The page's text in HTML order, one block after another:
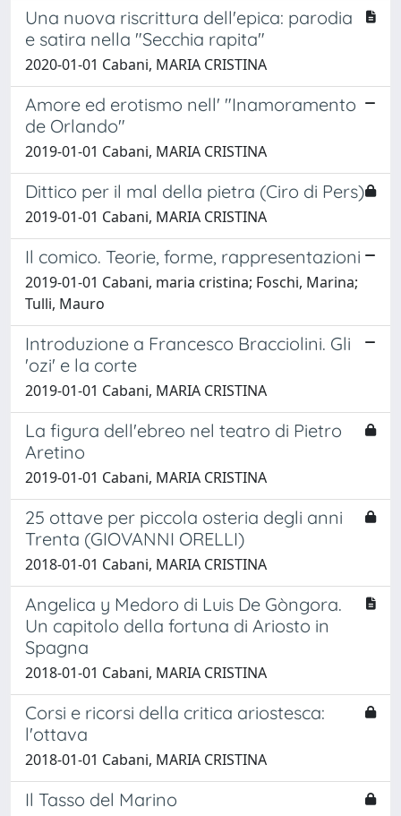
Una nuova riscrittura dell'epica: parodia
e satira nella "Secchia rapita"
2020-01-01 Cabani, MARIA CRISTINA
Amore ed erotismo nell' "Inamoramento
de Orlando"
2019-01-01 Cabani, MARIA CRISTINA
Dittico per il mal della pietra (Ciro di Pers)
2019-01-01 Cabani, MARIA CRISTINA
Il comico. Teorie, forme, rappresentazioni
2019-01-01 Cabani, maria cristina; Foschi, Marina;
Tulli, Mauro
Introduzione a Francesco Bracciolini. Gli
'ozi' e la corte
2019-01-01 Cabani, MARIA CRISTINA
La figura dell'ebreo nel teatro di Pietro
Aretino
2019-01-01 Cabani, MARIA CRISTINA
25 ottave per piccola osteria degli anni
Trenta (GIOVANNI ORELLI)
2018-01-01 Cabani, MARIA CRISTINA
Angelica y Medoro di Luis De Gòngora.
Un capitolo della fortuna di Ariosto in
Spagna
2018-01-01 Cabani, MARIA CRISTINA
Corsi e ricorsi della critica ariostesca:
l'ottava
2018-01-01 Cabani, MARIA CRISTINA
Il Tasso del Marino